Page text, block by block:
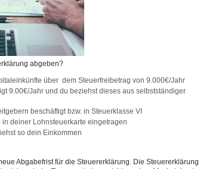
abgeben?
über dem Steuerfreibetrag von 9.000€/Jahr
9.00€/Jahr und du beziehst dieses aus selbstständiger
beschäftigt bzw. in Steuerklasse VI
in deiner Lohnsteuerkarte eingetragen
so dein Einkommen
Abgabefrist für die Steuererklärung. Die Steuererklärung